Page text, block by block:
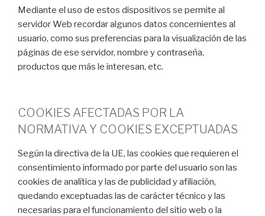
Mediante el uso de estos dispositivos se permite al
servidor Web recordar algunos datos concernientes al
usuario, como sus preferencias para la visualización de las
páginas de ese servidor, nombre y contraseña,
productos que más le interesan, etc.
COOKIES AFECTADAS POR LA
NORMATIVA Y COOKIES EXCEPTUADAS
Según la directiva de la UE, las cookies que requieren el
consentimiento informado por parte del usuario son las
cookies de analítica y las de publicidad y afiliación,
quedando exceptuadas las de carácter técnico y las
necesarias para el funcionamiento del sitio web o la